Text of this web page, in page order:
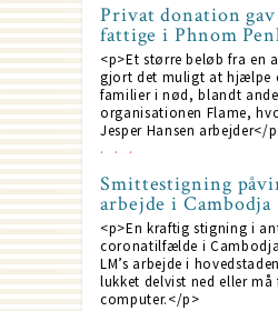
Privat donation
fattige i Phnom
<p>Et større beløb fra en
gjort det muligt at hjælpe
familier i nød, blandt
organisationen Flame,
Jesper Hansen arbejder</
Smittestigning
arbejde i Cambodja
<p>En kraftig stigning i
coronatilfælde i
LM’s arbejde i
lukket delvist ned eller må
computer.</p>